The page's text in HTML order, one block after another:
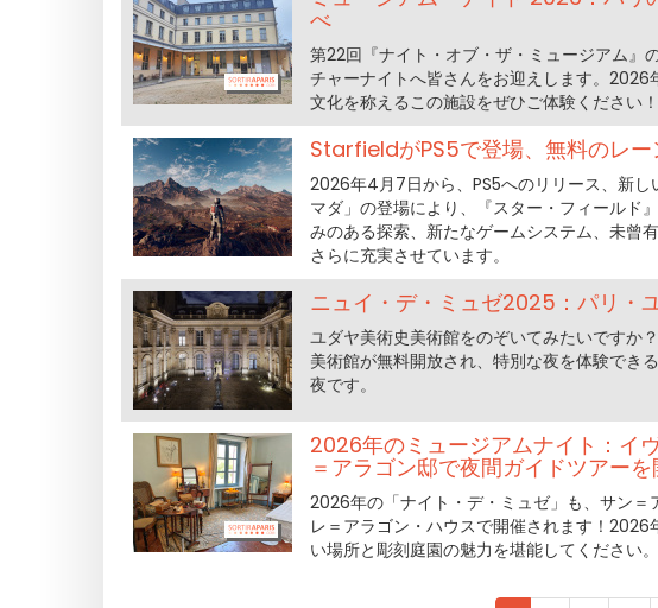
べ
第22回『ナイト・オブ・ザ・ミュージアム』
チャーナイトへ皆さんをお迎えします。
文化を称えるこの施設をぜひご体験ください！
StarfieldがPS5で登場、無料のレ
2026年4月7日から、PS5へのリリース、新
マダ」の登場により、『スター・フィールド
みのある探索、新たなゲームシステム、未曾
さらに充実させています。
ニュイ・デ・ミュゼ2025：パリ・
ユダヤ美術史美術館をのぞいてみたいですか
美術館が無料開放され、特別な夜を体験でき
夜です。
2026年のミュージアムナイト：イ
＝アラゴン邸で夜間ガイドツアー
2026年の「ナイト・デ・ミュゼ」も、サン
レ＝アラゴン・ハウスで開催されます！
い場所と彫刻庭園の魅力を堪能してください。